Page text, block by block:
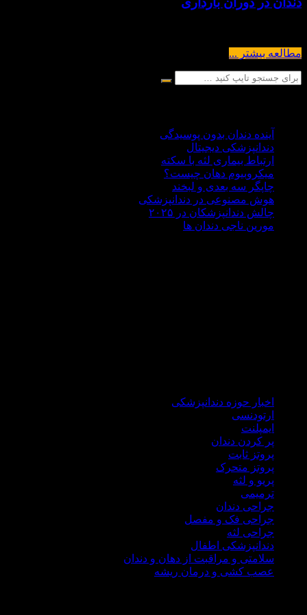
مطالعه بیشتر ...
آینده دندان بدون پوسیدگی
دندانپزشکی دیجیتال
ارتباط بیماری لثه با سکته
میکروبیوم دهان چیست؟
چاپگر سه‌ بعدی و لبخند
هوش مصنوعی در دندانپزشکی
چالش‌ دندانپزشکان در ۲۰۲۵
مورین ناجی دندان ها
اخبار حوزه دندانپزشکی
ارتودنسی
ایمپلنت
پر کردن دندان
پروتز ثابت
پروتز متحرک
پریو و لثه
ترمیمی
جراحی دندان
جراحی فک و مفصل
جراحی لثه
دندانپزشکی اطفال
سلامتی و مراقبت از دهان و دندان
عصب کشی و درمان ریشه